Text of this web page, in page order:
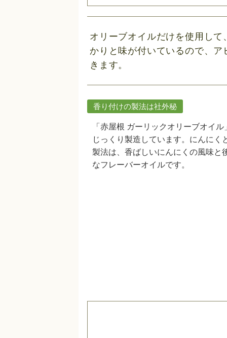
オリーブオイルだけを使用し
かりと味が付いているので、ア
きます。
香り付けの製法は社外秘
「赤屋根 ガーリックオリーブオイ
じっくり製造しています。にんに
製法は、香ばしいにんにくの風味と
なフレーバーオイルです。